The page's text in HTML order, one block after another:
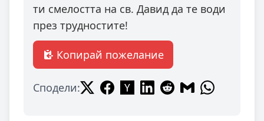
ти смелостта на св. Давид да те води
през трудностите!
Копирай пожелание
Сподели: